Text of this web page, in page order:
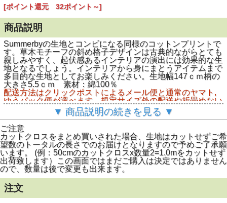
[ポイント還元 32ポイント～]
商品説明
Summerbyの生地とコンビになる同様のコットンプリントで
す。草木モチーフの斜め格子デザインは古典的ながらとても
親しみやすく、起伏感あるインテリアの演出には効果的な生
地となるでしょう。インテリアから身にまとうアイテムまで
多目的な生地としてお楽しみください。生地幅147ｃｍ柄の
大きさ5.5ｃｍ 素材：綿100％
配送方法はクリックポストによるメール便と通常のヤマト,
ゆうパック便が選べます。規定サイズ外の配送や折畳めない
商品はレターパックまたは通常配送となります。予めご了承
▼ 商品説明の続きを見る ▼
ご注意
カットクロスをまとめ買いされた場合、生地はカットせずご希
望数のトータルの長さでのお届けとなりますので予めご了承願
います。 (例：50cmのカットクロスx数量2=1.0mをカットせず
出荷致します）この画面ではまだご購入は決定ではありません
ので、数量は後で変更も出来ます。
注文